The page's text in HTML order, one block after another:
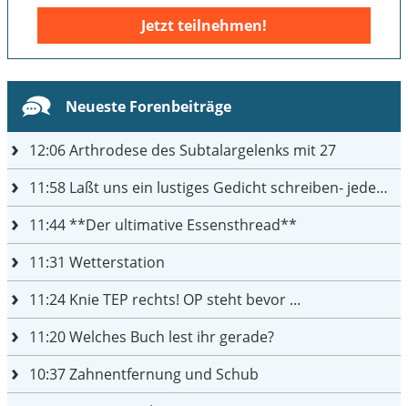
Jetzt teilnehmen!
Neueste Forenbeiträge
12:06Arthrodese des Subtalargelenks mit 27
11:58 Laßt uns ein lustiges Gedicht schreiben- jeder einen Satz
11:44**Der ultimative Essensthread**
11:31 Wetterstation
11:24 Knie TEP rechts! OP steht bevor ...
11:20Welches Buch lest ihr gerade?
10:37Zahnentfernung und Schub